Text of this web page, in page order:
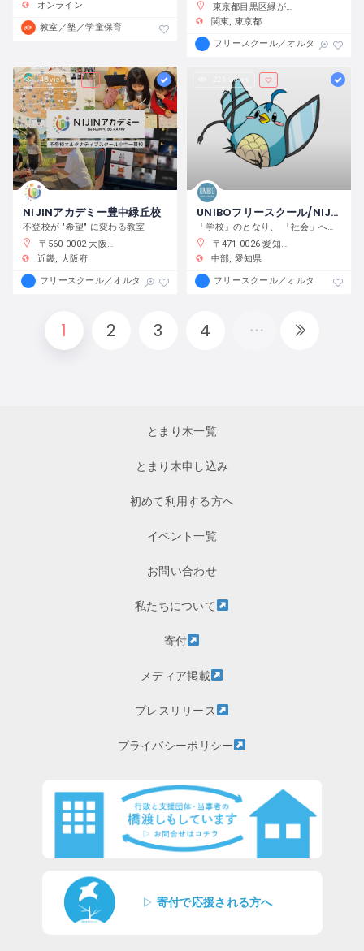
オンライン
教室／塾／学童保育
東京都目黒区緑が丘3-9-5
関東
東京都
フリースクール／オルタナティブス
45 views
NIJINアカデミー豊中緑丘校
不登校が "希望" に変わる教室
〒560-0002 大阪府豊中市緑丘４丁目９−３
近畿 大阪府
フリースクール／オルタナティブスクール
225 views
UNIBOフリースクール/NIJINアカデミー愛知UNIBO校
「学校」のとなり、 「社会」への入口
〒471-0026 愛知県豊田市若宮町１丁目５７−１
中部 愛知県
フリースクール／オルタナティブス
1 2 3 4
とまり木一覧
とまり木申し込み
初めて利用する方へ
イベント一覧
お問い合わせ
私たちについて
寄付
メディア掲載
プレスリリース
プライバシーポリシー
▷ 寄付で応援される方へ